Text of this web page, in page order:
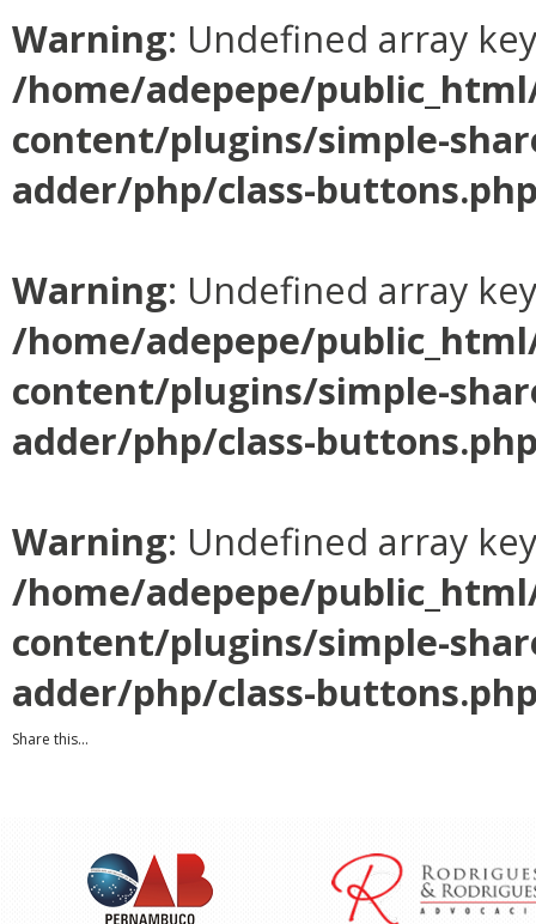
Warning: Undefined array
/home/adepepe/
content/plugins/simple-
adder/php/class-
Warning: Undefined array
/home/adepepe/
content/plugins/simple-
adder/php/class-
Warning: Undefined array
/home/adepepe/
content/plugins/simple-
adder/php/class-
Share this...